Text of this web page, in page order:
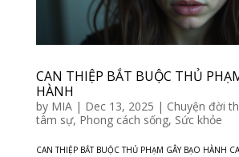
CAN THIỆP BẮT BUỘC THỦ
HÀNH
by MIA| Dec 13, 2025 | Chuyện đời
tâm sự, Phong cách sống, Sức khỏe
CAN THIỆP BẮT BUỘC THỦ PHẠM GÂY BẠO HÀNH